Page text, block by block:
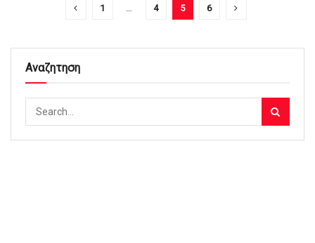
1 … 4 5 6
Αναζητηση